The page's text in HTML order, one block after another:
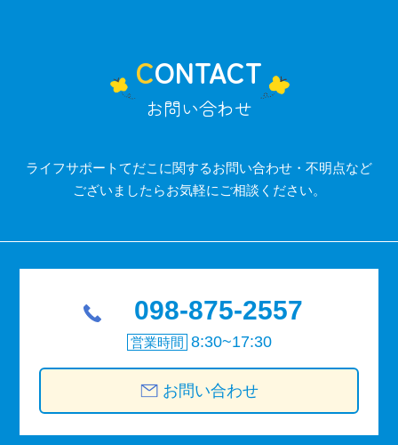
CONTACT
お問い合わせ
ライフサポートてだこに関するお問い合わせ・不明点など
ございましたらお気軽にご相談ください。
098-875-2557
営業時間 8:30~17:30
お問い合わせ